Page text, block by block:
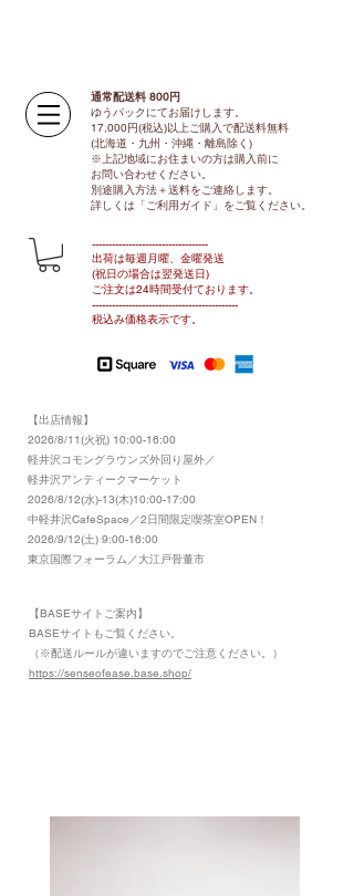
通常配送料 800円​
ゆうパックにてお届けします。
17,000円(税込)以上ご購入で配送料無料
(北海道・九州・沖縄・離島除く)
※上記地域にお住まいの方は購入前に
お問い合わせください。
別途購入方法＋送料をご連絡します。
​​詳しくは「ご利用ガイド」をご覧ください。
​-----------------------------------
出荷は毎週月曜、金曜発送
(祝日の場合は翌発送日)
ご注文は24時間受付ております​。
-------------------------------​-------​------
​税込み価格表示です。
【出店情報】
2026/8/11(火祝) 10:00-16:00
​軽井沢コモングラウンズ外回り屋外／
軽井沢アンティークマーケット
2026/8/12(水)-13(木)10:00-17:00
​中軽井沢CafeSpace／2日間限定喫茶室OPEN！
2026/9/12(土) 9:00-16:00
東京国際フォーラム／大江戸骨董市
【BASEサイトご案内】
​BASEサイトもご覧ください。
（※配送ルールが違いますのでご注意ください。）
https://senseofease.base.shop/